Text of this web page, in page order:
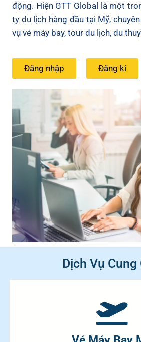
động. Hiện GTT Global là một
ty du lịch hàng đầu tại Mỹ,
vụ vé máy bay, tour du lịch, du
Đăng nhập Đăng kí
Dịch Vụ Cung